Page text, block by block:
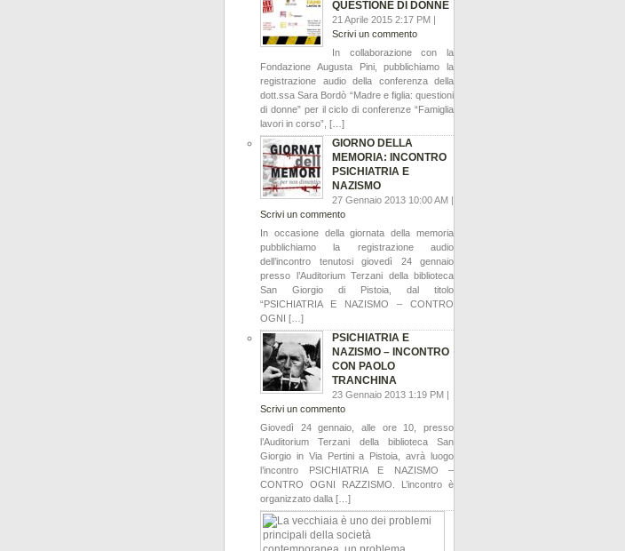
QUESTIONE DI DONNE
21 Aprile 2015 2:17 PM |
Scrivi un commento
In collaborazione con la
Fondazione Augusta Pini, pubblichiamo la
registrazione audio della conferenza della
dott.ssa Sara Bordò “Madre e figlia: questioni
di donne” per il ciclo di conferenze “Famiglia
lavori in corso”, […]
GIORNO DELLA
MEMORIA: INCONTRO
PSICHIATRIA E
NAZISMO
27 Gennaio 2013 10:00 AM |
Scrivi un commento
In occasione della giornata della memoria
pubblichiamo la registrazione audio
dell’incontro tenutosi giovedì 24 gennaio
presso l’Auditorium Terzani della biblioteca
San Giorgio di Pistoia, dal titolo
“PSICHIATRIA E NAZISMO – CONTRO
OGNI […]
PSICHIATRIA E
NAZISMO – INCONTRO
CON PAOLO
TRANCHINA
23 Gennaio 2013 1:19 PM |
Scrivi un commento
Giovedì 24 gennaio, alle ore 10, presso
l’Auditorium Terzani della biblioteca San
Giorgio in Via Pertini a Pistoia, avrà luogo
l’incontro PSICHIATRIA E NAZISMO –
CONTRO OGNI RAZZISMO. L’incontro è
organizzato dalla […]